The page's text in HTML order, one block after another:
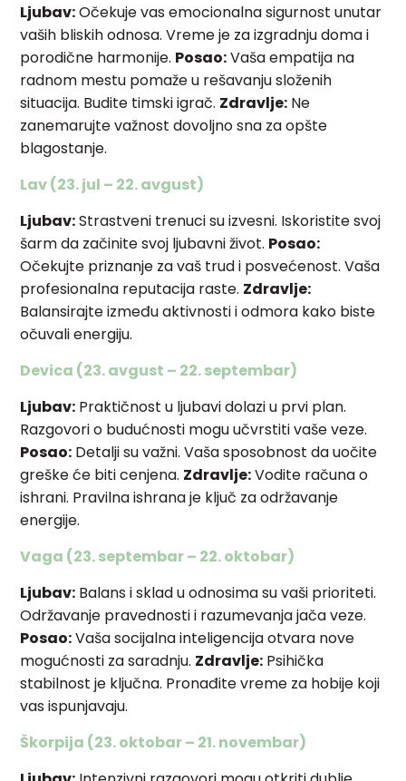
Ljubav:Očekuje vas emocionalna sigurnost unutar
vaših bliskih odnosa. Vreme je za izgradnju doma i
porodične harmonije. Posao:Vaša empatija na
radnom mestu pomaže u rešavanju složenih
situacija. Budite timski igrač. Zdravlje: Ne
zanemarujte važnost dovoljno sna za opšte
blagostanje.
Lav (23. jul – 22. avgust)
Ljubav:Strastveni trenuci su izvesni. Iskoristite svoj
šarm da začinite svoj ljubavni život. Posao:
Očekujte priznanje za vaš trud i posvećenost. Vaša
profesionalna reputacija raste. Zdravlje:
Balansirajte između aktivnosti i odmora kako biste
očuvali energiju.
Devica (23. avgust – 22. septembar)
Ljubav: Praktičnost u ljubavi dolazi u prvi plan.
Razgovori o budućnosti mogu učvrstiti vaše veze.
Posao: Detalji su važni. Vaša sposobnost da uočite
greške će biti cenjena. Zdravlje:Vodite računa o
ishrani. Pravilna ishrana je ključ za održavanje
energije.
Vaga (23. septembar – 22. oktobar)
Ljubav: Balans i sklad u odnosima su vaši prioriteti.
Održavanje pravednosti i razumevanja jača veze.
Posao:Vaša socijalna inteligencija otvara nove
mogućnosti za saradnju. Zdravlje: Psihička
stabilnost je ključna. Pronađite vreme za hobije koji
vas ispunjavaju.
Škorpija (23. oktobar – 21. novembar)